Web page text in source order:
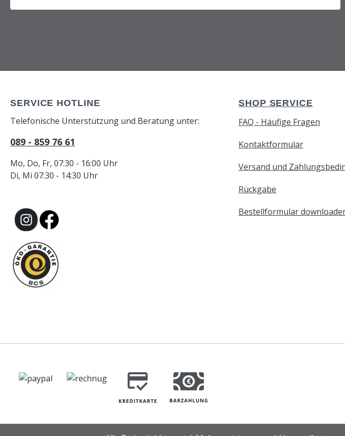
SERVICE HOTLINE
Telefonische Unterstützung und Beratung unter:
089 - 859 76 61
Mo, Do, Fr, 07:30 - 16:00 Uhr
Di, Mi 07:30 - 14:30 Uhr
SHOP SERVICE
FAQ - Häufige Fragen
Kontaktformular
Versand und
Rückgabe
Bestellformular